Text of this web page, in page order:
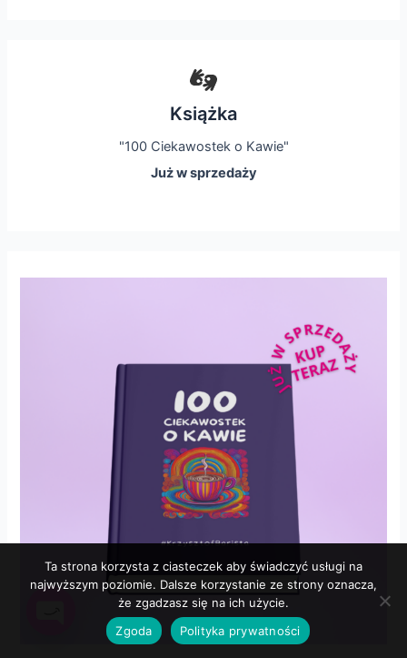
Książka
"100 Ciekawostek o Kawie"
Już w sprzedaży
Ta strona korzysta z ciasteczek aby świadczyć usługi na
najwyższym poziomie. Dalsze korzystanie ze strony oznacza,
że zgadzasz się na ich użycie.
Zgoda
Polityka prywatności